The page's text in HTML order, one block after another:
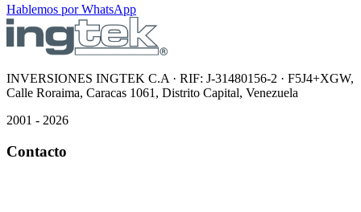
Hablemos por WhatsApp
INVERSIONES INGTEK C.A · RIF: J-31480156-2 · F5J4+XGW,
Calle Roraima, Caracas 1061, Distrito Capital, Venezuela
2001 - 2026
Contacto